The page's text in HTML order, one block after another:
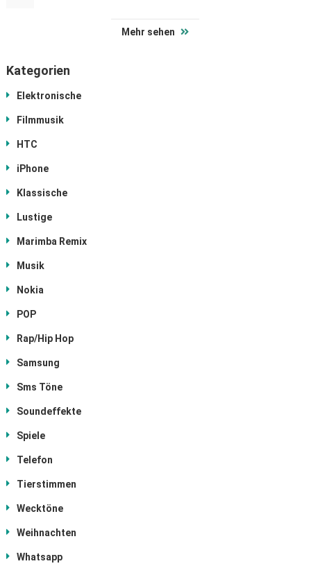
Mehr sehen
Kategorien
Elektronische
Filmmusik
HTC
iPhone
Klassische
Lustige
Marimba Remix
Musik
Nokia
POP
Rap/Hip Hop
Samsung
Sms Töne
Soundeffekte
Spiele
Telefon
Tierstimmen
Wecktöne
Weihnachten
Whatsapp